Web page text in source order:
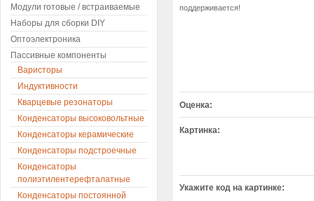
поддерживается!
Оценка:
Картинка:
Укажите код на картинке:
Модули готовые / встраиваемые
Наборы для сборки DIY
Оптоэлектроника
Пассивные компоненты
Варисторы
Индуктивности
Кварцевые резонаторы
Конденсаторы высоковольтные
Конденсаторы керамические
Конденсаторы подстроечные
Конденсаторы
полиэтилентерефталатные
Конденсаторы постоянной